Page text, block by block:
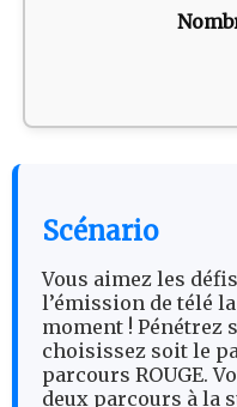
Scénario
Vous aimez les
l’émission de télé
moment ! Pénétrez
choisissez soit le
parcours ROUGE.
deux parcours à la